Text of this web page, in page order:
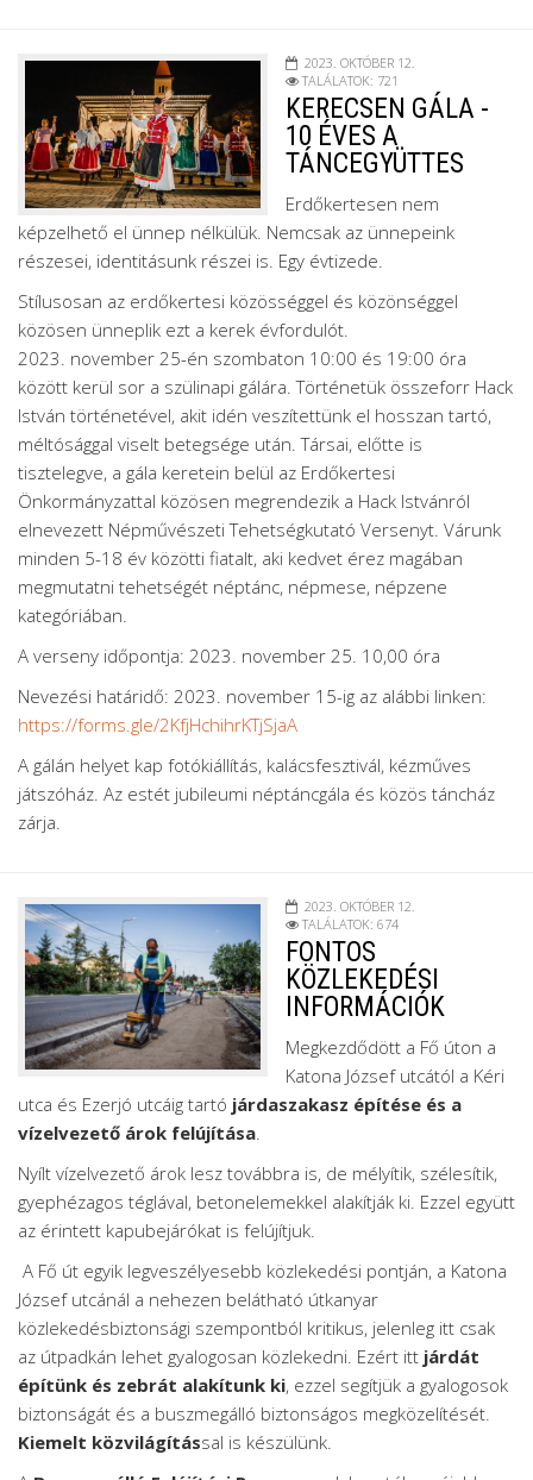
2023. OKTÓBER 12.
TALÁLATOK: 721
KERECSEN GÁLA -
10 ÉVES A
TÁNCEGYÜTTES
Erdőkertesen nem
képzelhető el ünnep nélkülük. Nemcsak az ünnepeink
részesei, identitásunk részei is. Egy évtizede.
Stílusosan az erdőkertesi közösséggel és közönséggel
közösen ünneplik ezt a kerek évfordulót.
2023. november 25-én szombaton 10:00 és 19:00 óra
között kerül sor a szülinapi gálára. Történetük összeforr Hack
István történetével, akit idén veszítettünk el hosszan tartó,
méltósággal viselt betegsége után. Társai, előtte is
tisztelegve, a gála keretein belül az Erdőkertesi
Önkormányzattal közösen megrendezik a Hack Istvánról
elnevezett Népművészeti Tehetségkutató Versenyt. Várunk
minden 5-18 év közötti fiatalt, aki kedvet érez magában
megmutatni tehetségét néptánc, népmese, népzene
kategóriában.
A verseny időpontja: 2023. november 25. 10,00 óra
Nevezési határidő: 2023. november 15-ig az alábbi linken:
https://forms.gle/2KfjHchihrKTjSjaA
A gálán helyet kap fotókiállítás, kalácsfesztivál, kézműves
játszóház. Az estét jubileumi néptáncgála és közös táncház
zárja.
2023. OKTÓBER 12.
TALÁLATOK: 674
FONTOS
KÖZLEKEDÉSI
INFORMÁCIÓK
Megkezdődött a Fő úton a
Katona József utcától a Kéri
utca és Ezerjó utcáig tartó járdaszakasz építése és a
vízelvezető árok felújítása
Nyílt vízelvezető árok lesz továbbra is, de mélyítik, szélesítik,
gyephézagos téglával, betonelemekkel alakítják ki. Ezzel együtt
az érintett kapubejárókat is felújítjuk.
A Fő út egyik legveszélyesebb közlekedési pontján, a Katona
József utcánál a nehezen belátható útkanyar
közlekedésbiztonsági szempontból kritikus, jelenleg itt csak
az útpadkán lehet gyalogosan közlekedni. Ezért itt járdát
építünk és zebrát alakítunk ki, ezzel segítjük a gyalogosok
biztonságát és a buszmegálló biztonságos megközelítését.
Kiemelt közvilágítással is készülünk.